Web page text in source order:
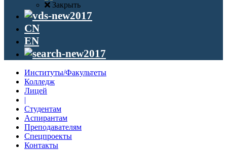
Закрыть
CN
EN
Институты/Факультеты
Колледж
Лицей
|
Студентам
Аспирантам
Преподавателям
Спецпроекты
Контакты